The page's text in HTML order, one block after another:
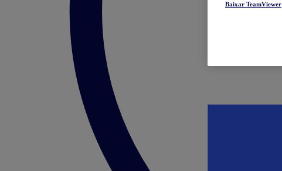
Baixar TeamViewer